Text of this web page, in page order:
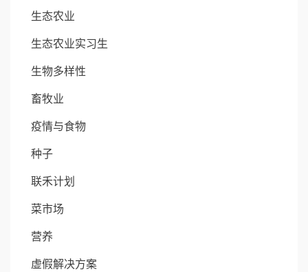
生态农业
生态农业实习生
生物多样性
畜牧业
疫情与食物
种子
联禾计划
菜市场
营养
虚假解决方案